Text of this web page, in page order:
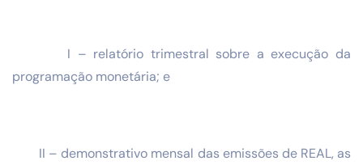
I – relatório trimestral sobre a execução da
programação monetária; e
II – demonstrativo mensal das emissões de REAL, as